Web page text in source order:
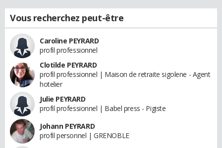
Vous recherchez peut-être
Caroline PEYRARD
profil professionnel
Clotilde PEYRARD
profil professionnel | Maison de retraite sigolene - Agent
hotelier
Julie PEYRARD
profil professionnel | Babel press - Pigiste
Johann PEYRARD
profil personnel | GRENOBLE